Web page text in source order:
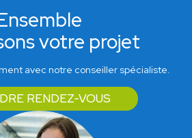
votre projet
avec notre conseiller spécialiste.
RENDEZ-VOUS